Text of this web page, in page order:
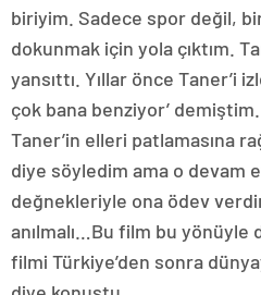
biriyim. Sadece spor değil,
dokunmak için yola çıktım.
yansıttı. Yıllar önce Taner’i
çok bana benziyor’ demiştim.
Taner’in elleri patlamasına
diye söyledim ama o devam
değnekleriyle ona ödev
anılmalı…Bu film bu yönüyle
filmi Türkiye’den sonra